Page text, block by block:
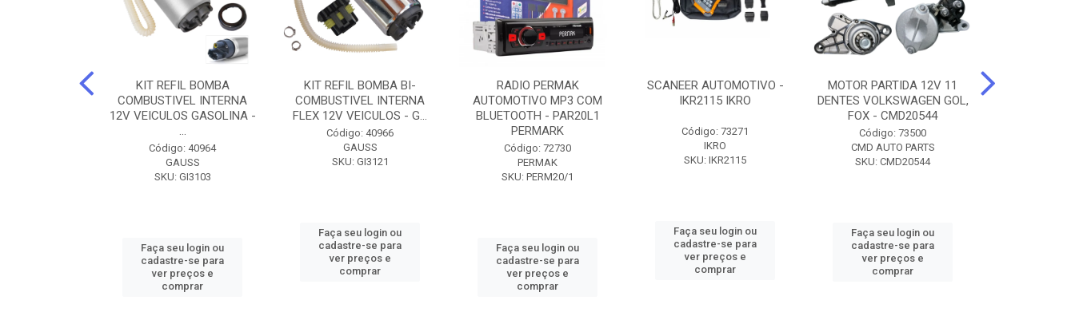
KIT REFIL BOMBA
COMBUSTIVEL INTERNA
12V VEICULOS GASOLINA -
...
Código: 40964
GAUSS
SKU: GI3103
Faça seu login ou
cadastre-se para
ver preços e
comprar
KIT REFIL BOMBA BI-
COMBUSTIVEL INTERNA
FLEX 12V VEICULOS - G...
Código: 40966
GAUSS
SKU: GI3121
Faça seu login ou
cadastre-se para
ver preços e
comprar
RADIO PERMAK
AUTOMOTIVO MP3 COM
BLUETOOTH - PAR20L1
PERMARK
Código: 72730
PERMAK
SKU: PERM20/1
Faça seu login ou
cadastre-se para
ver preços e
comprar
SCANEER AUTOMOTIVO -
IKR2115 IKRO
Código: 73271
IKRO
SKU: IKR2115
Faça seu login ou
cadastre-se para
ver preços e
comprar
MOTOR PARTIDA 12V 11
DENTES VOLKSWAGEN GOL,
FOX - CMD20544
Código: 73500
CMD AUTO PARTS
SKU: CMD20544
Faça seu login ou
cadastre-se para
ver preços e
comprar